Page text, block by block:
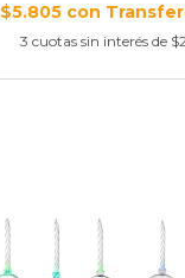
$5.805 con
3 cuotas sin interés de